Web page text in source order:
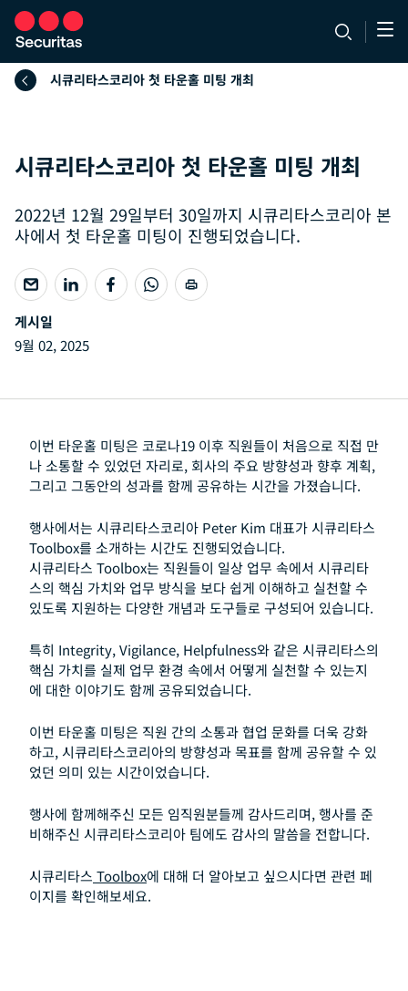
시큐리타스코리아 첫 타운홀 미팅 개최
시큐리타스코리아 첫 타운홀 미팅 개최
2022년 12월 29일부터 30일까지 시큐리타스코리아 본
사에서 첫 타운홀 미팅이 진행되었습니다.
게시일
9월 02, 2025
이번 타운홀 미팅은 코로나19 이후 직원들이 처음으로 직접 만
나 소통할 수 있었던 자리로, 회사의 주요 방향성과 향후 계획,
그리고 그동안의 성과를 함께 공유하는 시간을 가졌습니다.
행사에서는 시큐리타스코리아 Peter Kim 대표가 시큐리타스
Toolbox를 소개하는 시간도 진행되었습니다.
시큐리타스 Toolbox는 직원들이 일상 업무 속에서 시큐리타
스의 핵심 가치와 업무 방식을 보다 쉽게 이해하고 실천할 수
있도록 지원하는 다양한 개념과 도구들로 구성되어 있습니다.
특히 Integrity, Vigilance, Helpfulness와 같은 시큐리타스의
핵심 가치를 실제 업무 환경 속에서 어떻게 실천할 수 있는지
에 대한 이야기도 함께 공유되었습니다.
이번 타운홀 미팅은 직원 간의 소통과 협업 문화를 더욱 강화
하고, 시큐리타스코리아의 방향성과 목표를 함께 공유할 수 있
었던 의미 있는 시간이었습니다.
행사에 함께해주신 모든 임직원분들께 감사드리며, 행사를 준
비해주신 시큐리타스코리아 팀에도 감사의 말씀을 전합니다.
시큐리타스 Toolbox에 대해 더 알아보고 싶으시다면 관련 페
이지를 확인해보세요.